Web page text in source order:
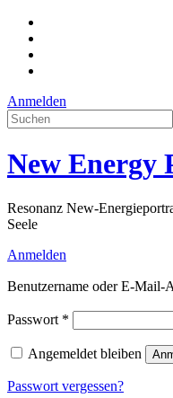
Anmelden
Suche
nach:
New Energy
Resonanz New-
Seele
Anmelden
Benutzername oder E-Mail-
Passwort *
Angemeldet bleiben
Passwort vergessen?